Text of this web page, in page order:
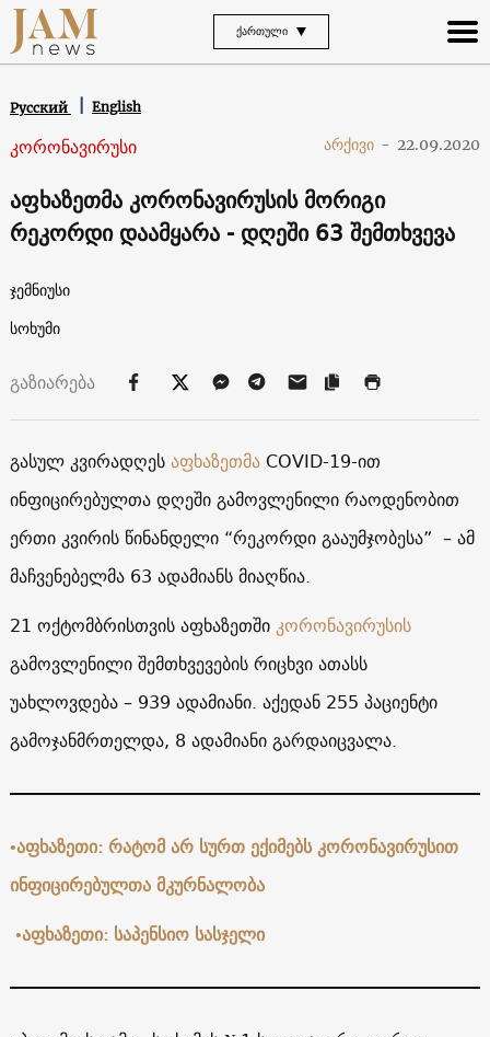
ᲥᲐᲠᲗᲣᲚᲘ
Русский English
კორონავირუსი არქივი - 22.09.2020
აფხაზეთმა კორონავირუსის მორიგი
რეკორდი დაამყარა - დღეში 63 შემთხვევა
ჯემნიუსი
სოხუმი
გაზიარება
გასულ კვირადღესაფხაზეთმაCOVID-19-ით
ინფიცირებულთა დღეში გამოვლენილი რაოდენობით
ერთი კვირის წინანდელი “რეკორდი გააუმჯობესა” – ამ
მაჩვენებელმა 63 ადამიანს მიაღწია.
21 ოქტომბრისთვის აფხაზეთშიკორონავირუსის
გამოვლენილი შემთხვევების რიცხვი ათასს
უახლოვდება – 939 ადამიანი. აქედან 255 პაციენტი
გამოჯანმრთელდა, 8 ადამიანი გარდაიცვალა.
•აფხაზეთი: რატომ არ სურთ ექიმებს კორონავირუსით
ინფიცირებულთა მკურნალობა
•აფხაზეთი: საპენსიო სასჯელი